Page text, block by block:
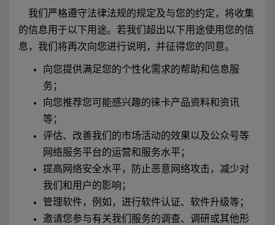
我们严格遵守法律法规的规定及与您的约定，将收集
的信息用于以下用途。若我们超出以下用途使用您的信
息，我们将再次向您进行说明，并征得您的同意。
向您提供满足您的个性化需求的帮助和信息服
务；
向您推荐您可能感兴趣的徕卡产品资料和资讯
等；
评估、改善我们的市场活动的效果以及公众号等
网络服务平台的运营和服务水平；
提高网络安全水平，防止恶意网络攻击，减少对
我们和用户的影响；
管理软件，例如，进行软件认证、软件升级等；
邀请您参与有关我们服务的调查、调研或其他形